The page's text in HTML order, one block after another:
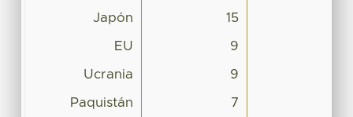
Japón 15
EU 9
Ucrania 9
Paquistán 7